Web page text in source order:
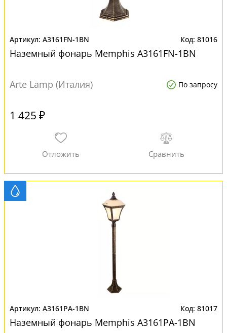
A3161FN-1BN 81016
Наземный фонарь Memphis A3161FN-1BN
Arte Lamp (Италия) По запросу
1 425 ₽
A3161PA-1BN 81017
Наземный фонарь Memphis A3161PA-1BN